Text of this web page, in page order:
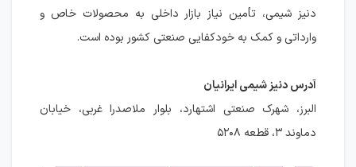
دنیز شیمی، تأمین نیاز بازار داخلی به محصولات خاص و
وارداتی و کمک به خودکفایی صنعتی کشور بوده است.
آدرس دنیز شیمی ایرانیان
البرز، شهرک صنعتی اشتهارد، بلوار ملاصدرا غربی، خیابان
دماوند ۳، قطعه ۵۲۰۸